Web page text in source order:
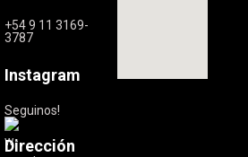
+54 9 11 3169-
3787
Instagram
Seguinos!
Dirección